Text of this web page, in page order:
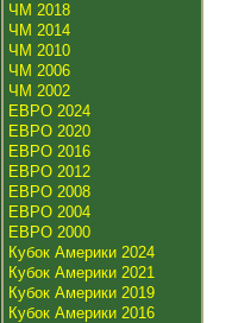
ЧМ 2018
ЧМ 2014
ЧМ 2010
ЧМ 2006
ЧМ 2002
ЕВРО 2024
ЕВРО 2020
ЕВРО 2016
ЕВРО 2012
ЕВРО 2008
ЕВРО 2004
ЕВРО 2000
Кубок Америки 2024
Кубок Америки 2021
Кубок Америки 2019
Кубок Америки 2016